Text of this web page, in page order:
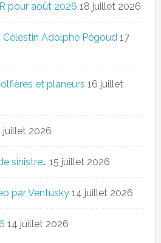
pour août 2026 18 juillet 2026
Célestin Adolphe Pégoud 17
et planeurs 16 juillet
juillet 2026
sinistre… 15 juillet 2026
par Ventusky 14 juillet 2026
14 juillet 2026